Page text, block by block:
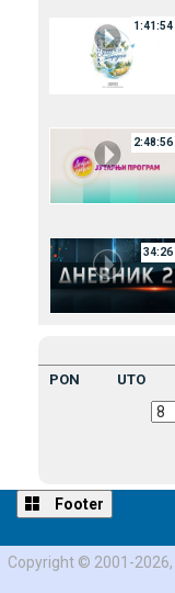
1:41:54
2:48:56
34:26
PON UTO
Footer
Copyright © 2001-2026,